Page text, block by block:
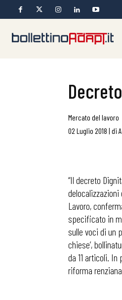
Mercato del lavoro
02 Luglio 2018 | di
“Il decreto
delocalizzazioni
Lavoro,
specificato in
sulle voci di un
chiese’,
da 11 articoli.
riforma